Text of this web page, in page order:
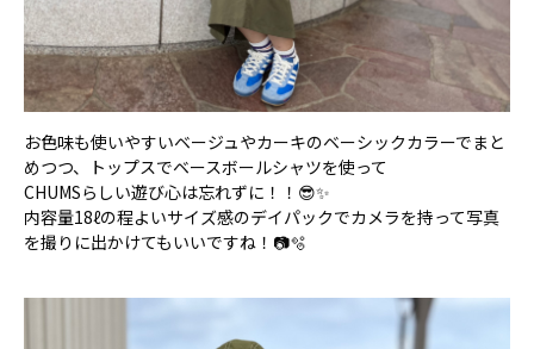
お色味も使いやすいベージュやカーキのベーシックカラーでまと
めつつ、トップスでベースボールシャツを使って
CHUMSらしい遊び心は忘れずに！！😎✨
内容量18ℓの程よいサイズ感のデイパックでカメラを持って写真
を撮りに出かけてもいいですね！📷🫧